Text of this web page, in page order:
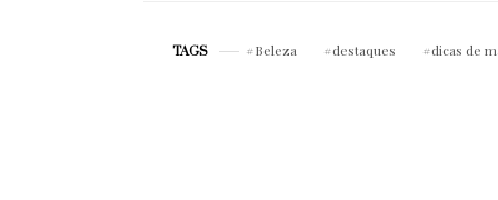
TAGS Beleza destaques dicas de